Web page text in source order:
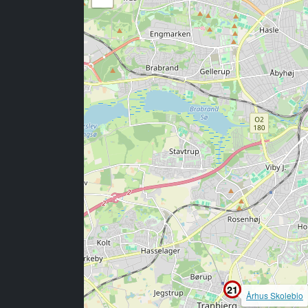
21 Århus Skolebio